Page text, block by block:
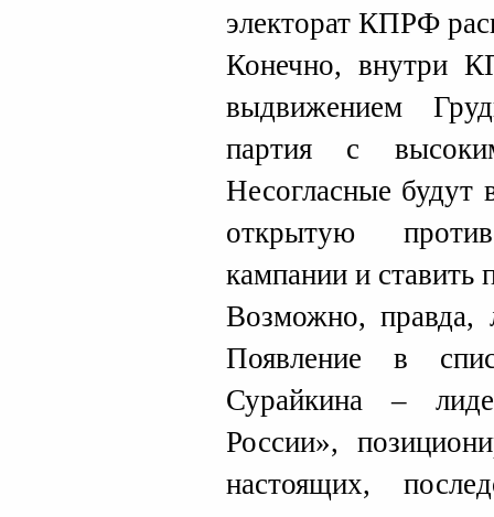
электорат КПРФ
Конечно, внутри
выдвижением
партия с
Несогласные будут
открытую
кампании и ставить
Возможно,
Появление в
Сурайкина –
России»,
настоящих,